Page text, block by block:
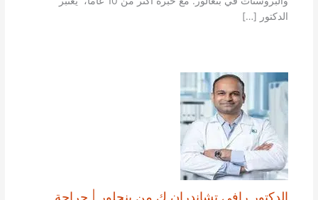
الدكتور […]
الدكتور رافي تشاندران ك من بنجلور | جراحة